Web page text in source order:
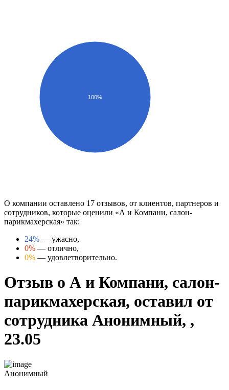
100%
О компании оставлено 17 отзывов, от клиентов, партнеров и
сотрудников, которые оценили «А и Компани, салон-
парикмахерская» так:
24% — ужасно,
0% — отлично,
0% — удовлетворительно.
Отзыв о А и Компани, салон-
парикмахерская, оставил от
сотрудника Анонимный, ,
23.05
Анонимный